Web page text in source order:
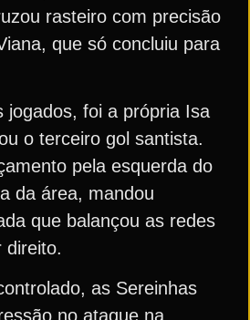
rasteiro com precisão
que só concluiu para
jogados, foi a própria Isa
o terceiro gol santista.
pela esquerda do
da área, mandou
que balançou as redes
direito.
as Sereinhas
no ataque na